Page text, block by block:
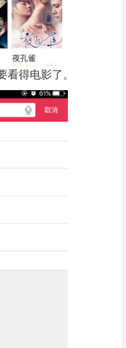
得电影了。